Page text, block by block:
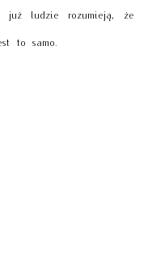
już ludzie rozumieją, że
to samo.